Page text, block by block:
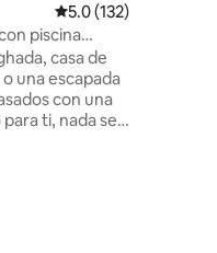
Calificación
5.0 (132)
piscina
casa de
una escapada
con una
ti, nada se